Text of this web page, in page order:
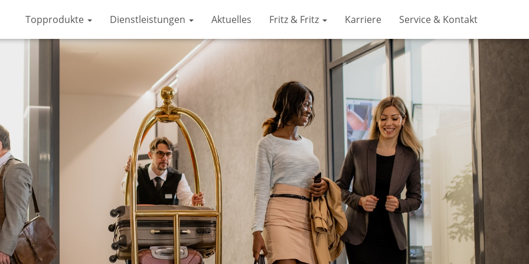
Topprodukte Dienstleistungen Aktuelles Fritz & Fritz Karriere Service & Kontakt